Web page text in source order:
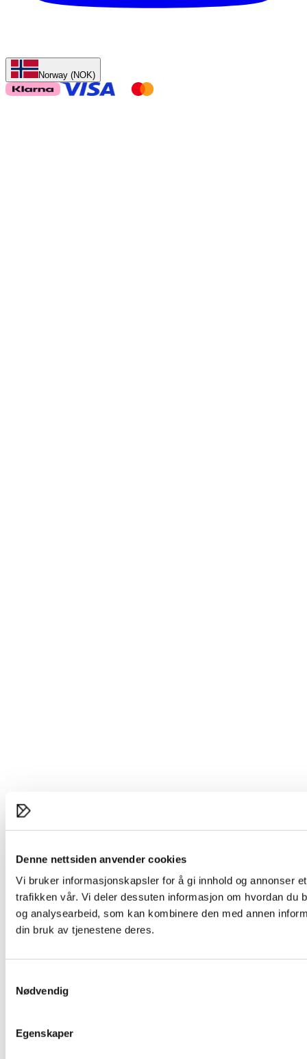
Denne nettsiden anvender cookies
Vi bruker informasjonskapsler for å gi innhold og annonser
trafikken vår. Vi deler dessuten informasjon om hvordan du
og analysearbeid, som kan kombinere den med annen
din bruk av tjenestene deres.
Nødvendig
Egenskaper
Norway (NOK)